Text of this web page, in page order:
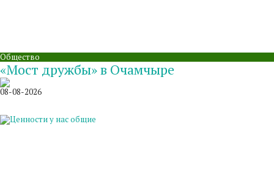
Общество
«Мост дружбы» в Очамчыре
08-08-2026